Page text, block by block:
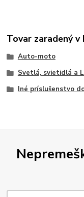
Tovar zaradený v
Auto-moto
Svetlá, svietidlá a
Iné príslušenstvo